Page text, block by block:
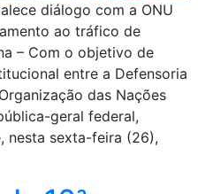
diálogo com a ONU
ao tráfico de
– Com o objetivo de
entre a Defensoria
das Nações
geral federal,
nesta sexta-feira (26),